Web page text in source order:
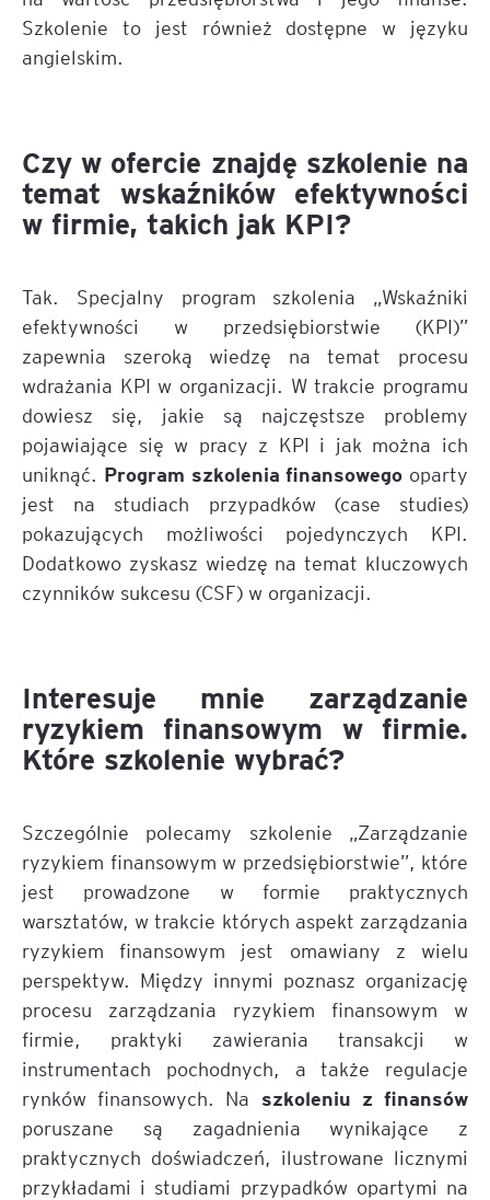
Szkolenie to jest również dostępne w języku
angielskim.
Czy w ofercie znajdę szkolenie na
temat wskaźników efektywności
w firmie, takich jak KPI?
Tak. Specjalny program szkolenia „Wskaźniki
efektywności w przedsiębiorstwie (KPI)”
zapewnia szeroką wiedzę na temat procesu
wdrażania KPI w organizacji. W trakcie programu
dowiesz się, jakie są najczęstsze problemy
pojawiające się w pracy z KPI i jak można ich
uniknąć. Program szkolenia finansowego oparty
jest na studiach przypadków (case studies)
pokazujących możliwości pojedynczych KPI.
Dodatkowo zyskasz wiedzę na temat kluczowych
czynników sukcesu (CSF) w organizacji.
Interesuje mnie zarządzanie
ryzykiem finansowym w firmie.
Które szkolenie wybrać?
Szczególnie polecamy szkolenie „Zarządzanie
ryzykiem finansowym w przedsiębiorstwie”, które
jest prowadzone w formie praktycznych
warsztatów, w trakcie których aspekt zarządzania
ryzykiem finansowym jest omawiany z wielu
perspektyw. Między innymi poznasz organizację
procesu zarządzania ryzykiem finansowym w
firmie, praktyki zawierania transakcji w
instrumentach pochodnych, a także regulacje
rynków finansowych. Na szkoleniu z finansów
poruszane są zagadnienia wynikające z
praktycznych doświadczeń, ilustrowane licznymi
przykładami i studiami przypadków opartymi na